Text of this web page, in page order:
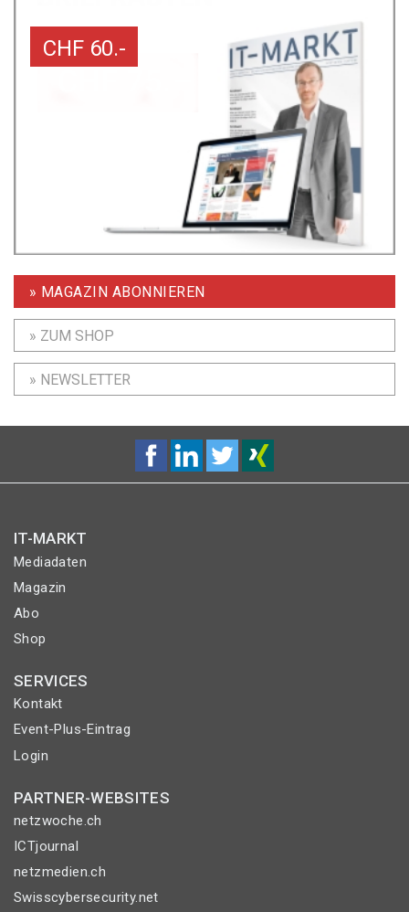
CHF 60.-
» MAGAZIN ABONNIEREN
» ZUM SHOP
» NEWSLETTER
IT-MARKT
Mediadaten
Magazin
Abo
Shop
SERVICES
Kontakt
Event-Plus-Eintrag
Login
PARTNER-WEBSITES
netzwoche.ch
ICTjournal
netzmedien.ch
Swisscybersecurity.net